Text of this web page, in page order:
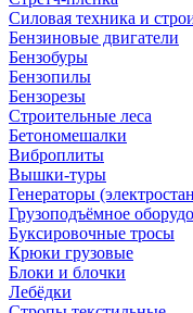
Силовая техника и
Бензиновые двигатели
Бензобуры
Бензопилы
Бензорезы
Строительные леса
Бетономешалки
Виброплиты
Вышки-туры
Генераторы
Грузоподъёмное
Буксировочные тросы
Крюки грузовые
Блоки и блочки
Лебёдки